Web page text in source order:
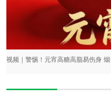
视频｜警惕！元宵高糖高脂易伤身